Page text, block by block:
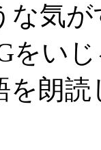
な気
をい
を朗